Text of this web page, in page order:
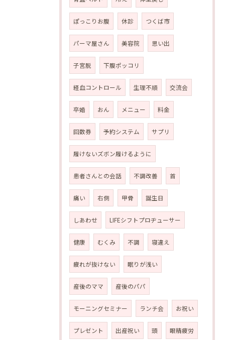
ぽっこりお腹 休診 つくば市
パーマ屋さん 美容院 思い出
子宮脱 下腹ポッコリ
経血コントロール 生理不順 交流会
卒婚 おん メニュー 料金
回数券 予約システム サプリ
履けないズボン履けるように
患者さんとの会話 不調改善 首
痛い 右側 甲骨 誕生日
しあわせ LIFEシフトプロヂューサー
健康 むくみ 不調 寝違え
疲れが抜けない 眠りが浅い
産後のママ 産後のパパ
モーニングセミナー ランチ会 お祝い
プレゼント 出産祝い 頭 眼精疲労